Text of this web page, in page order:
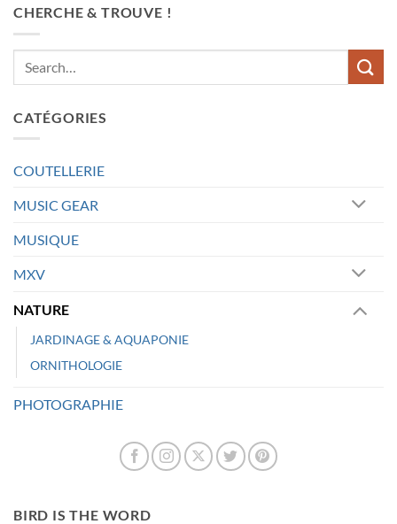
CHERCHE & TROUVE !
CATÉGORIES
COUTELLERIE
MUSIC GEAR
MUSIQUE
MXV
NATURE
JARDINAGE & AQUAPONIE
ORNITHOLOGIE
PHOTOGRAPHIE
BIRD IS THE WORD